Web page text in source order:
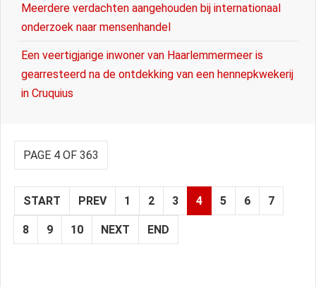
Meerdere verdachten aangehouden bij internationaal
onderzoek naar mensenhandel
Een veertigjarige inwoner van Haarlemmermeer is
gearresteerd na de ontdekking van een hennepkwekerij
in Cruquius
PAGE 4 OF 363
START PREV 1 2 3 4 5 6 7
8 9 10 NEXT END